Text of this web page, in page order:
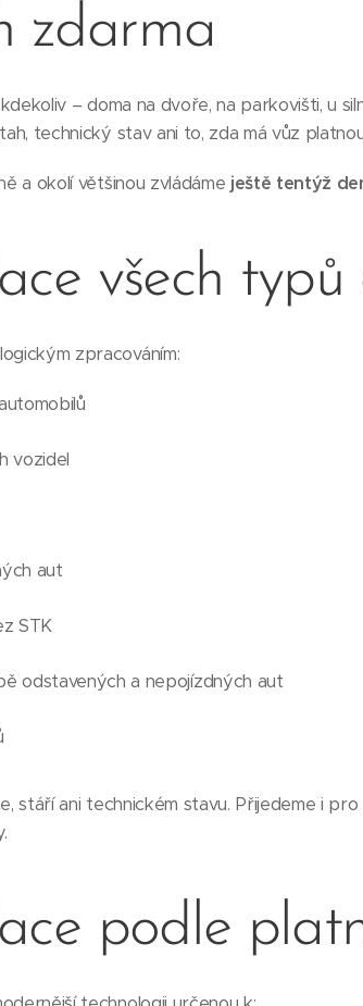
zdarma
– doma na dvoře, na parkovišti, u
technický stav ani to, zda má vůz
a okolí většinou zvládáme ještě tentýž
všech
zpracováním:
vozidel
aut
STK
odstavených a nepojízdných aut
stáří ani technickém stavu. Přijedeme i
podle